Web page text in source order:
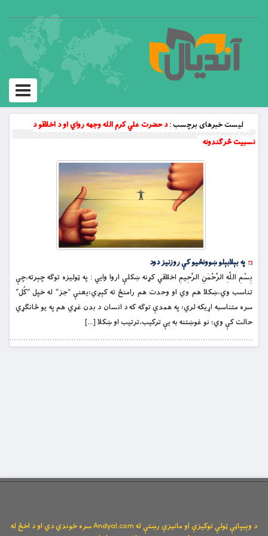
Toggle
لیست خبرهای برچسب :د حضرت علي کرم الله وجهه رواي او د اخلاقو د
نسبيت څرګندونه
په بېلابېلو ښوونځيو کې روزنيز دود
بِسْمِ اللَّهِ الرَّحْمَنِ الرَّحِيمِ اخلاقي کړنه ښکلې اروا وايي : په ټوليزه توګه چېرته،چې
تناسب وي،ښکلا هم وي او وحدت هم رامنځ ته کېږي؛يعنې “جز” له خپل “کُل”
سره متناسبه اړيکه لري؛ په همدې توګه که د انسان د بدن غړي هم په يو ځانګړي
حالت کې وي؛ نو غوښتنه به يې ترکيب،ترتيب او ښکلا […]
د وېبپاڼې ټولې توکیزې او مانیزې رښتې له Andyal.com سره خوندي دي او د اخځ له